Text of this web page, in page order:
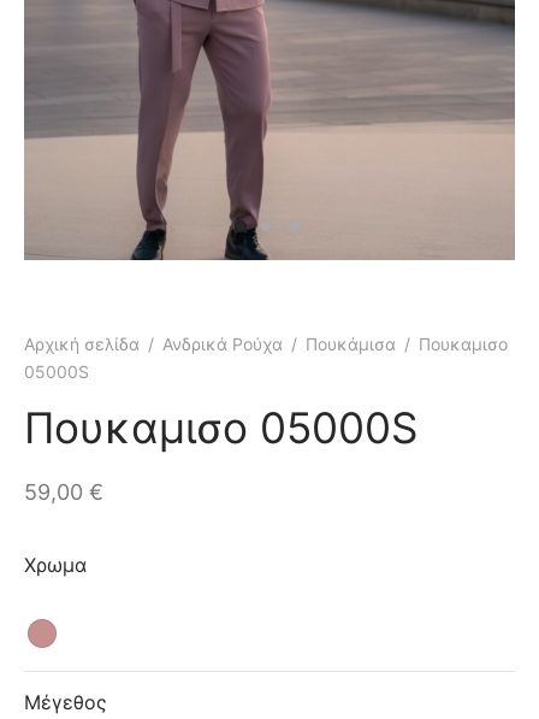
Αρχική σελίδα / Ανδρικά Ρούχα / Πουκάμισα / Πουκαμισο
05000S
Πουκαμισο 05000S
59,00 €
Χρωμα
Μέγεθος